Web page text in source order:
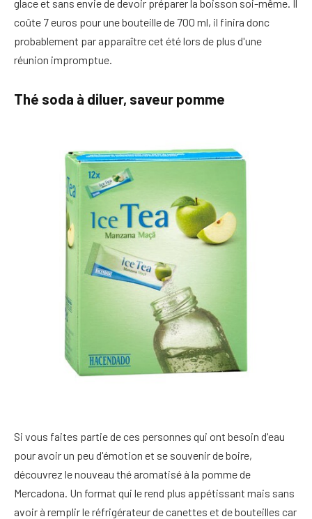
glace et sans envie de devoir préparer la boisson soi-même. Il
coûte 7 euros pour une bouteille de 700 ml, il finira donc
probablement par apparaître cet été lors de plus d'une
réunion impromptue.
Thé soda à diluer, saveur pomme
Si vous faites partie de ces personnes qui ont besoin d'eau
pour avoir un peu d'émotion et se souvenir de boire,
découvrez le nouveau thé aromatisé à la pomme de
Mercadona. Un format qui le rend plus appétissant mais sans
avoir à remplir le réfrigérateur de canettes et de bouteilles car